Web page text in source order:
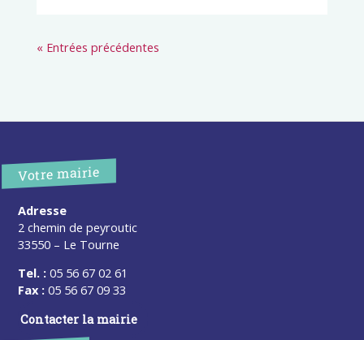
« Entrées précédentes
Votre mairie
Adresse
2 chemin de peyroutic
33550 – Le Tourne
Tel. : 05 56 67 02 61
Fax : 05 56 67 09 33
Contacter la mairie